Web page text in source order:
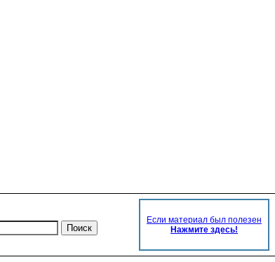
Если материал был полезен
Нажмите здесь!